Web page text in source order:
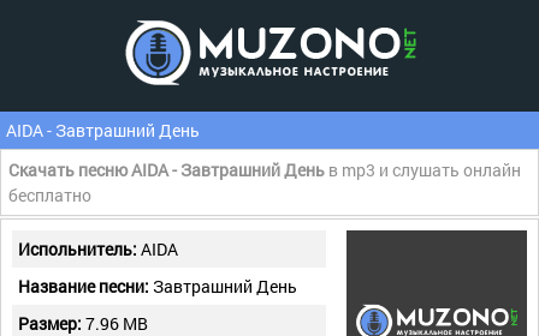
AIDA - Завтрашний День
Скачать песню AIDA - Завтрашний День в mp3 и слушать онлайн
бесплатно
Испольнитель: AIDA
Название песни: Завтрашний День
Размер: 7.96 MB